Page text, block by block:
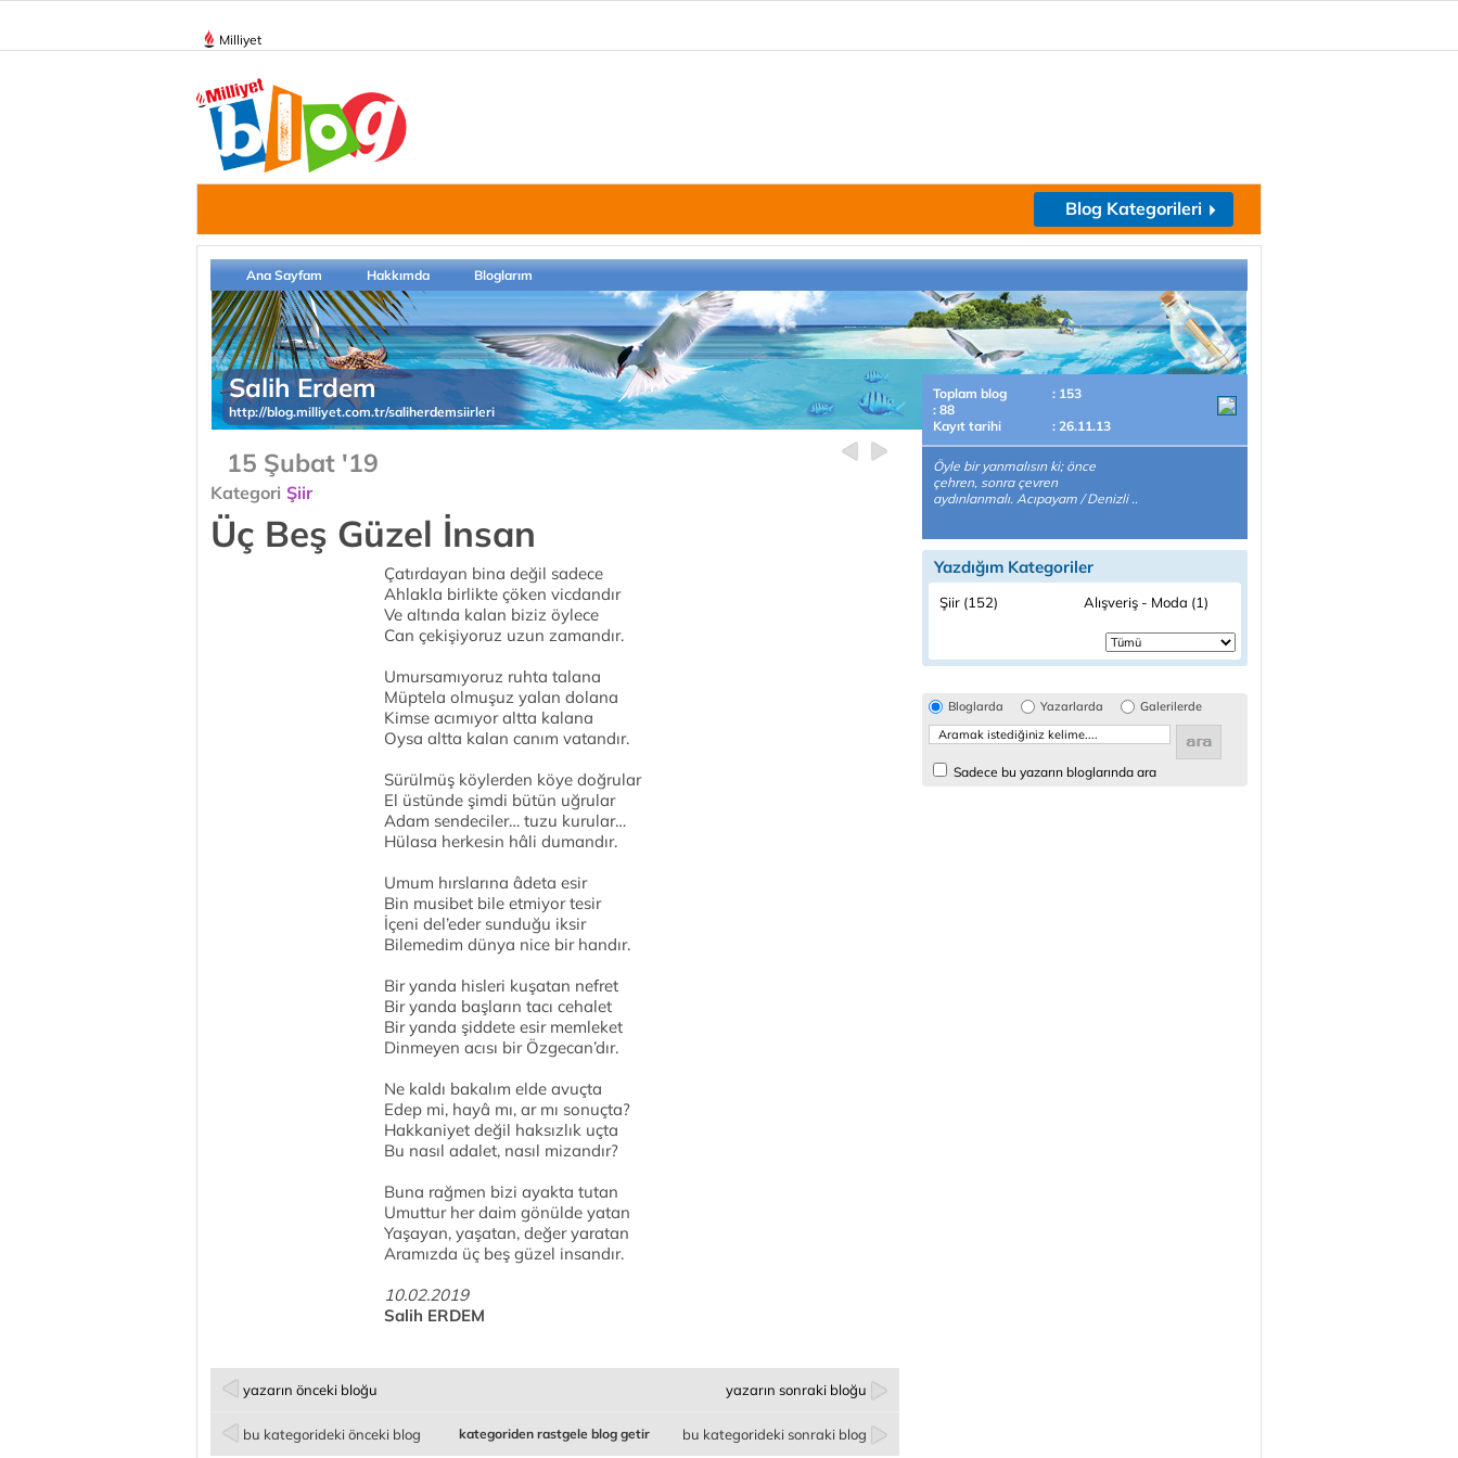
Milliyet
Blog Kategorileri
Ana Sayfam Hakkımda Bloglarım
Salih Erdem
http://blog.milliyet.com.tr/saliherdemsiirleri
15 Şubat '19
Kategori Şiir
Üç Beş Güzel İnsan
Çatırdayan bina değil sadece
Ahlakla birlikte çöken vicdandır
Ve altında kalan biziz öylece
Can çekişiyoruz uzun zamandır.
Umursamıyoruz ruhta talana
Müptela olmuşuz yalan dolana
Kimse acımıyor altta kalana
Oysa altta kalan canım vatandır.
Sürülmüş köylerden köye doğrular
El üstünde şimdi bütün uğrular
Adam sendeciler… tuzu kurular…
Hülasa herkesin hâli dumandır.
Umum hırslarına âdeta esir
Bin musibet bile etmiyor tesir
İçeni del’eder sunduğu iksir
Bilemedim dünya nice bir handır.
Bir yanda hisleri kuşatan nefret
Bir yanda başların tacı cehalet
Bir yanda şiddete esir memleket
Dinmeyen acısı bir Özgecan’dır.
Ne kaldı bakalım elde avuçta
Edep mi, hayâ mı, ar mı sonuçta?
Hakkaniyet değil haksızlık uçta
Bu nasıl adalet, nasıl mizandır?
Buna rağmen bizi ayakta tutan
Umuttur her daim gönülde yatan
Yaşayan, yaşatan, değer yaratan
Aramızda üç beş güzel insandır.
10.02.2019
Salih ERDEM
yazarın önceki bloğu yazarın sonraki bloğu
bu kategorideki önceki blog bu kategorideki sonraki blog
kategoriden rastgele blog getir
Toplam blog
: 153
: 88
Kayıt tarihi
: 26.11.13
Öyle bir yanmalısın ki; önce
çehren, sonra çevren
aydınlanmalı. Acıpayam / Denizli ..
Yazdığım Kategoriler
Şiir (152) Alışveriş - Moda (1)
Bloglarda Yazarlarda Galerilerde
Sadece bu yazarın bloglarında ara